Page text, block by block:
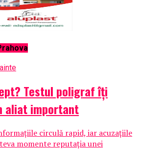
Testul poligraf îţi
aliat important
circulă rapid, iar acuzațiile
momente reputația unei